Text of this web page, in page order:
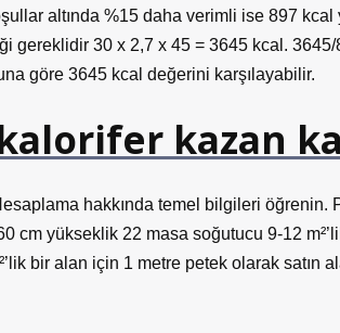
altında %15 daha verimli ise 897 kcal
gereklidir 30 x 2,7 x 45 = 3645 kcal.
göre 3645 kcal değerini karşılayabilir.
kazan
hakkında temel bilgileri
cm yükseklik 22 masa soğutucu 9-12
bir alan için 1 metre petek olarak satın